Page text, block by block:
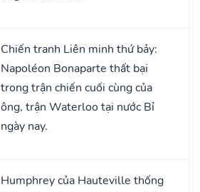
Chiến tranh Liên minh thứ bảy:
Napoléon Bonaparte thất bại
trong trận chiến cuối cùng của
ông, trận Waterloo tại nước Bỉ
ngày nay.
Humphrey của Hauteville thống